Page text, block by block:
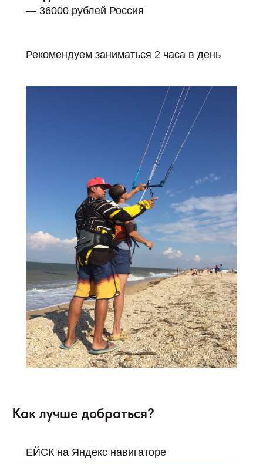
— 36000 рублей Россия
Рекомендуем заниматься 2 часа в день
Как лучше добраться?
ЕЙСК на Яндекс навигаторе